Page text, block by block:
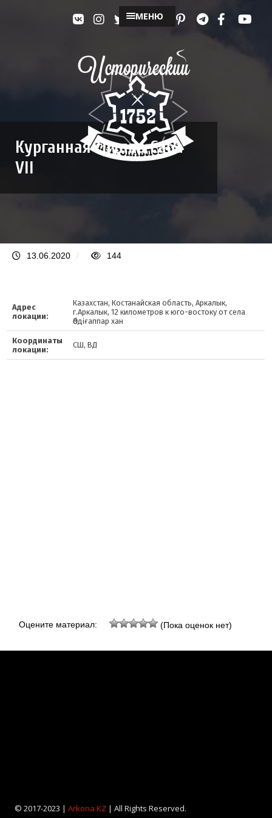
МЕНЮ
Курганная группа Саба
VII
13.06.2020 / 144
Адрес
локации:
Казахстан, Костанайская область, Аркалык,
г.Аркалык, 12 километров к юго-востоку от села
Әбдіғаппар хан
Координаты
локации:
СШ, ВД
Оцените материал: (Пока оценок нет)
© 2017-2023 | Arkona KZ| All Rights Reserved.